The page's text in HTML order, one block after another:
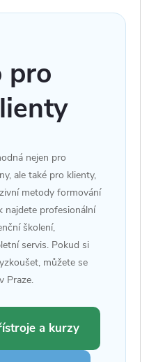
pro
nejen pro
ale také pro klienty,
metody formování
najdete profesionální
školení,
servis. Pokud si
můžete se
Praze.
a kurzy